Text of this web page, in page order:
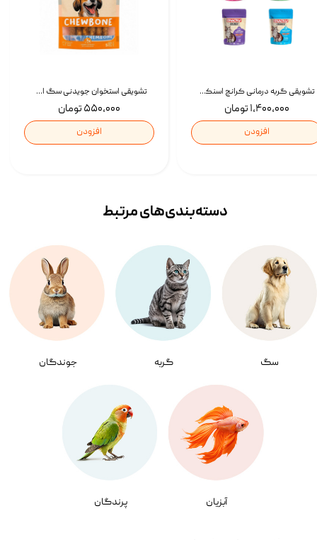
تشویقی استخوان جویدنی سگ اسنکی کرانچی با طعم مرغ Snacky Crunchy Munchy وزن 100 گرم
۵۵۰,۰۰۰ تومان
افزودن
تشویقی گربه درمانی کرانچ اسنکی با طعم میکس Snacky Crunch Cat Treats وزن 60 گرم بسته 4 عددی
۱,۴۰۰,۰۰۰ تومان
افزودن
سگ گربه جوندگان
آبزیان پرندگان
دسته‌بندی‌‌های مرتبط